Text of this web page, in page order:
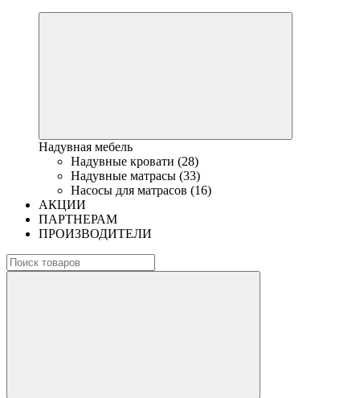
Надувная мебель
Надувные кровати (28)
Надувные матрасы (33)
Насосы для матрасов (16)
АКЦИИ
ПАРТНЕРАМ
ПРОИЗВОДИТЕЛИ